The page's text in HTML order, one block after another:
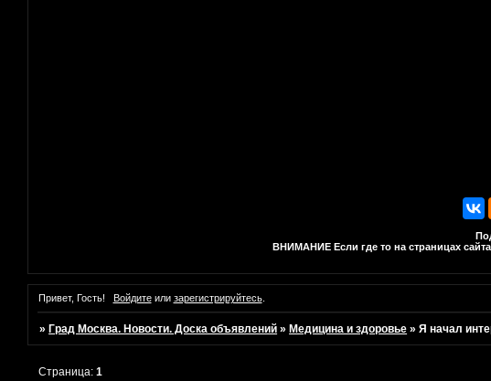
ВНИМАНИЕ Если где то на страницах
Привет, Гость! Войдитеили зарегистрируйтесь.
» Град Москва. Новости. Доска объявлений » Медицина и здоровье »Я начал
Страница:1